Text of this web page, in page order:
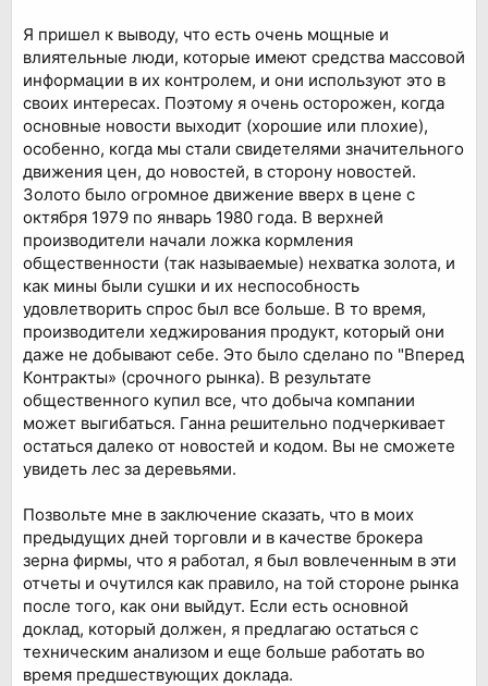
Я пришел к выводу, что есть очень мощные и
влиятельные люди, которые имеют средства массовой
информации в их контролем, и они используют это в
своих интересах. Поэтому я очень осторожен, когда
основные новости выходит (хорошие или плохие),
особенно, когда мы стали свидетелями значительного
движения цен, до новостей, в сторону новостей.
Золото было огромное движение вверх в цене с
октября 1979 по январь 1980 года. В верхней
производители начали ложка кормления
общественности (так называемые) нехватка золота, и
как мины были сушки и их неспособность
удовлетворить спрос был все больше. В то время,
производители хеджирования продукт, который они
даже не добывают себе. Это было сделано по "Вперед
Контракты» (срочного рынка). В результате
общественного купил все, что добыча компании
может выгибаться. Ганна решительно подчеркивает
остаться далеко от новостей и кодом. Вы не сможете
увидеть лес за деревьями.
Позвольте мне в заключение сказать, что в моих
предыдущих дней торговли и в качестве брокера
зерна фирмы, что я работал, я был вовлеченным в эти
отчеты и очутился как правило, на той стороне рынка
после того, как они выйдут. Если есть основной
доклад, который должен, я предлагаю остаться с
техническим анализом и еще больше работать во
время предшествующих доклада.